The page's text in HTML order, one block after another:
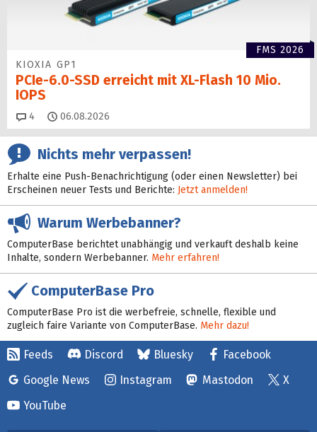
FMS 2026
KIOXIA GP1
PCIe-6.0-SSD erreicht mit XL-Flash 10 Mio.
IOPS
4 Kommentare
06.08.2026
Nichts mehr verpassen!
Erhalte eine Push-Benachrichtigung (oder einen Newsletter) bei
Erscheinen neuer Tests und Berichte: Jetzt anmelden!
Warum Werbebanner?
ComputerBase berichtet unabhängig und verkauft deshalb keine
Inhalte, sondern Werbebanner. Mehr erfahren!
ComputerBase Pro
ComputerBase Pro ist die werbefreie, schnelle, flexible und
zugleich faire Variante von ComputerBase. Mehr dazu!
Feeds Discord Bluesky
Facebook
Google News
Instagram Mastodon
X
YouTube